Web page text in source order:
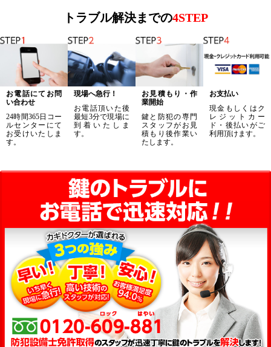
トラブル解決までの4STEP
お電話にてお問
い合わせ
24時間365日コー
ルセンターにて
お受けいたしま
す。
現場へ急行！
お電話頂いた後
最短3分で現場に
到着いたしま
す。
お見積もり・作
業開始
鍵と防犯の専門
スタッフがお見
積もり後作業い
たします。
お支払い
現金もしくはク
レジットカー
ド・後払いがご
利用頂けます。